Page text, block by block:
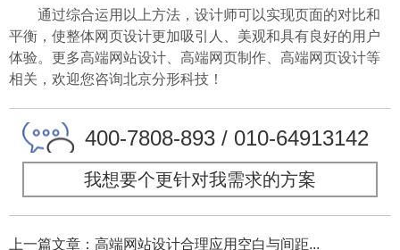
通过综合运用以上方法，设计师可以实现页面的对比和
平衡，使整体网页设计更加吸引人、美观和具有良好的用户
体验。更多高端网站设计、高端网页制作、高端网页设计等
相关，欢迎您咨询北京分形科技！
400-7808-893 / 010-64913142
我想要个更针对我需求的方案
上一篇文章：高端网站设计合理应用空白与间距...